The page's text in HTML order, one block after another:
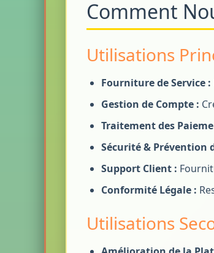
Comment
Utilisations
Fourniture de Service :
Gestion de Compte :
Traitement des
Sécurité & Prévention
Support Client :
Conformité Légale :
Utilisations